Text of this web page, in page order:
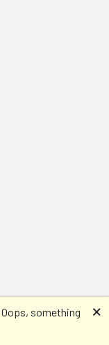
something
🗙